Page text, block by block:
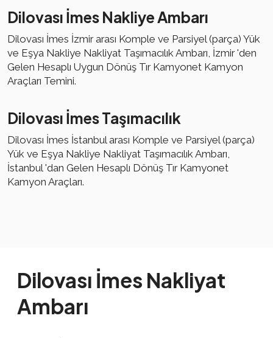
Dilovası İmes Nakliye Ambarı
Dilovası İmes İzmir arası Komple ve Parsiyel (parça) Yük
ve Eşya Nakliye Nakliyat Taşımacılık Ambarı, İzmir 'den
Gelen Hesaplı Uygun Dönüş Tır Kamyonet Kamyon
Araçları Temini.
Dilovası İmes Taşımacılık
Dilovası İmes İstanbul arası Komple ve Parsiyel (parça)
Yük ve Eşya Nakliye Nakliyat Taşımacılık Ambarı,
İstanbul 'dan Gelen Hesaplı Dönüş Tır Kamyonet
Kamyon Araçları.
Dilovası İmes Nakliyat
Ambarı